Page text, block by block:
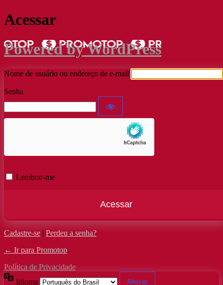
Acessar
Powered by WordPress
Nome de usuário ou endereço de e-mail
Senha
Lembrar-me
Cadastre-se | Perdeu a senha?
← Ir para Promotop
Política de Privacidade
Idioma